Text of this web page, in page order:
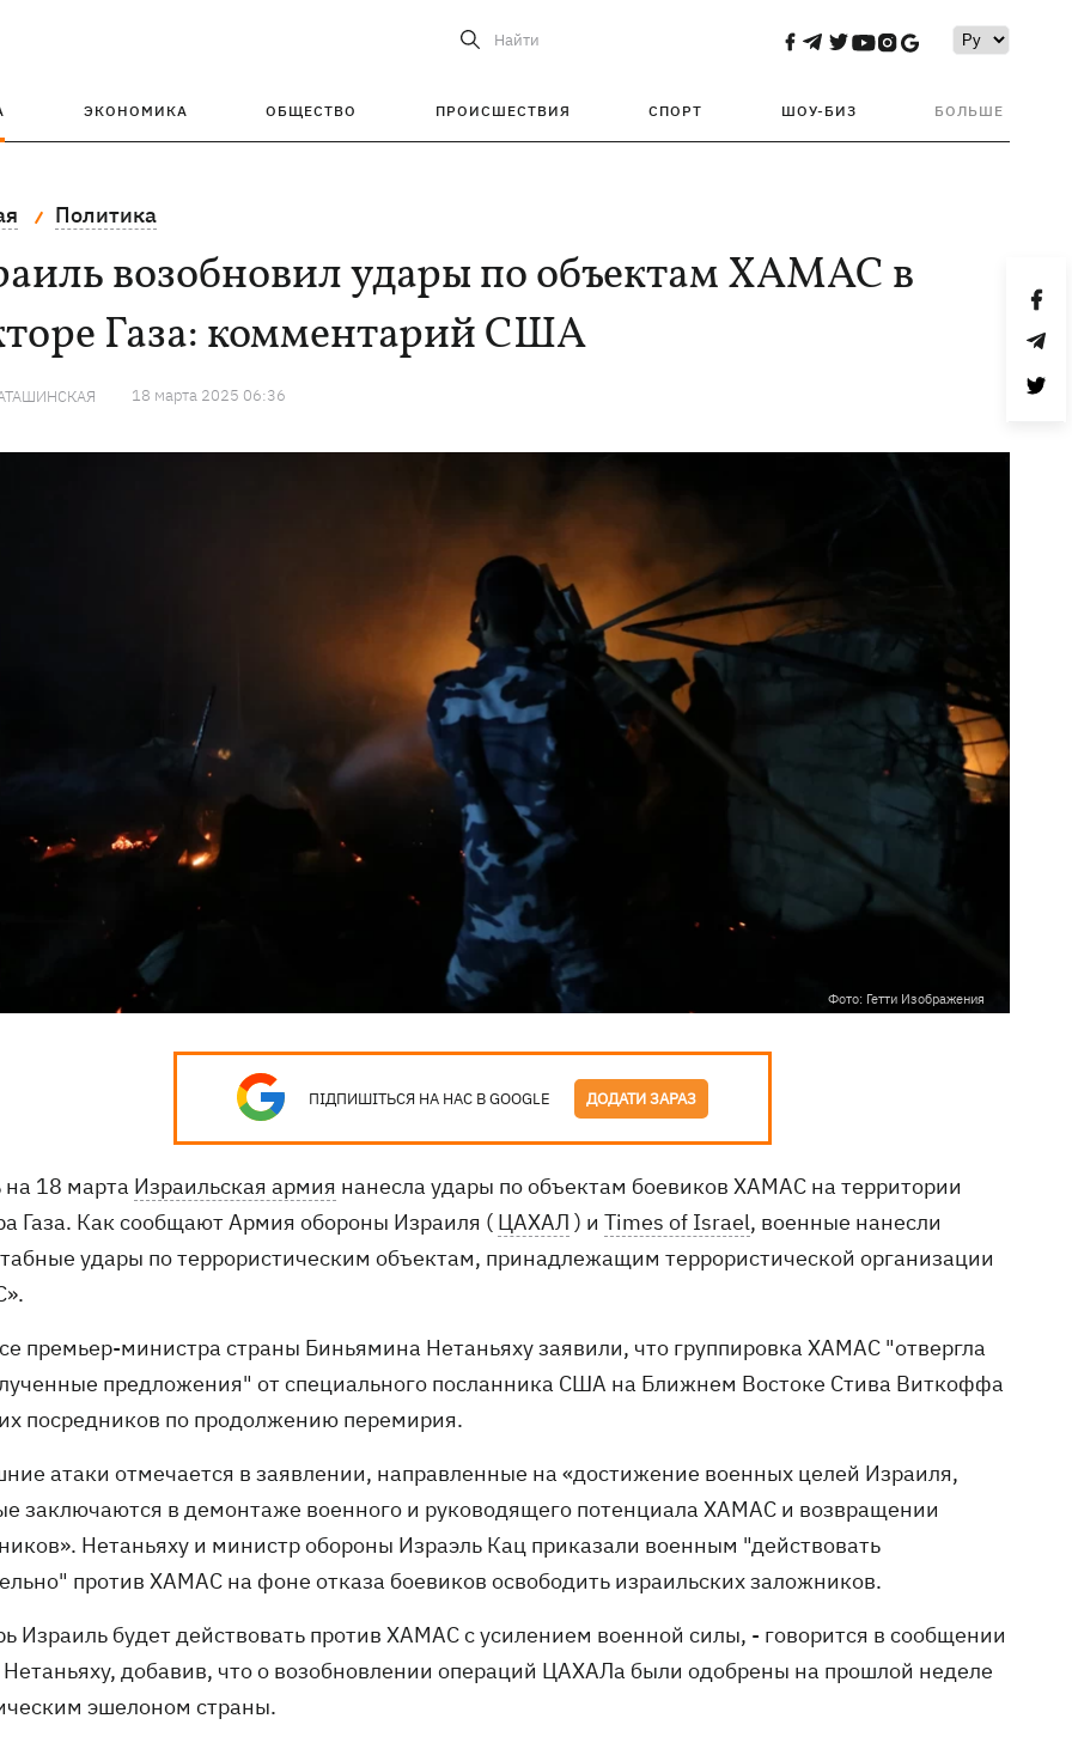
Найти
ЭКОНОМИКА ОБЩЕСТВО ПРОИСШЕСТВИЯ СПОРТ ШОУ-БИЗ БОЛЬШЕ
Политика
возобновил удары по объектам ХАМАС в
Газа: комментарий США
18 марта 2025 06:36
Фото: Гетти Изображения
ПІДПИШІТЬСЯ НА НАС В GOOGLE ДОДАТИ ЗАРАЗ
на 18 марта Израильская армия нанесла удары по объектам боевиков ХАМАС на территории
Газа. Как сообщают Армия обороны Израиля ( ЦАХАЛ ) и Times of Israel, военные нанесли
удары по террористическим объектам, принадлежащим террористической организации
премьер-министра страны Биньямина Нетаньяху заявили, что группировка ХАМАС "отвергла
предложения" от специального посланника США на Ближнем Востоке Стива Виткоффа
посредников по продолжению перемирия.
атаки отмечается в заявлении, направленные на «достижение военных целей Израиля,
заключаются в демонтаже военного и руководящего потенциала ХАМАС и возвращении
Нетаньяху и министр обороны Израэль Кац приказали военным "действовать
против ХАМАС на фоне отказа боевиков освободить израильских заложников.
Израиль будет действовать против ХАМАС с усилением военной силы, - говорится в сообщении
добавив, что о возобновлении операций ЦАХАЛа были одобрены на прошлой неделе
эшелоном страны.